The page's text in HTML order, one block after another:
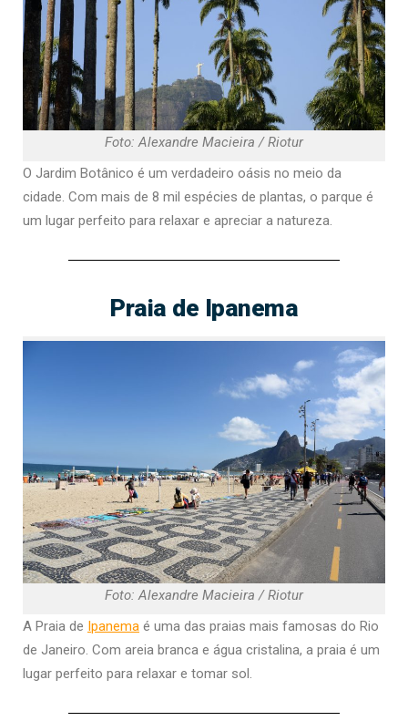
Foto: Alexandre Macieira / Riotur
O Jardim Botânico é um verdadeiro oásis no meio da
cidade. Com mais de 8 mil espécies de plantas, o parque é
um lugar perfeito para relaxar e apreciar a natureza.
Praia de Ipanema
Foto: Alexandre Macieira / Riotur
A Praia de Ipanema é uma das praias mais famosas do Rio
de Janeiro. Com areia branca e água cristalina, a praia é um
lugar perfeito para relaxar e tomar sol.